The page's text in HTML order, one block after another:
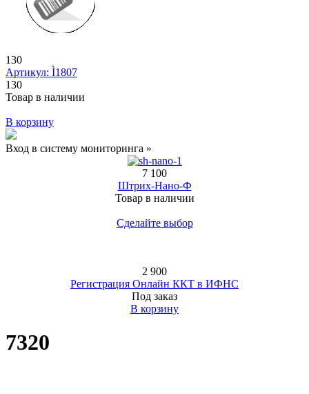
130
Артикул: Ì1807
130
Товар в наличии
В корзину
Вход в систему мониторинга »
7 100
Штрих-Нано-Ф
Товар в наличии
Сделайте выбор
2 900
Регистрация Онлайн ККТ в ИФНС
Под заказ
В корзину
7320